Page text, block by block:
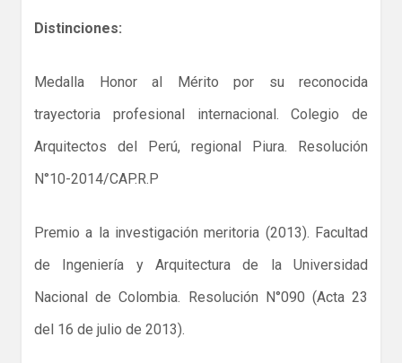
Distinciones:
Medalla Honor al Mérito por su reconocida
trayectoria profesional internacional. Colegio de
Arquitectos del Perú, regional Piura. Resolución
N°10-2014/CAP.R.P
Premio a la investigación meritoria (2013). Facultad
de Ingeniería y Arquitectura de la Universidad
Nacional de Colombia. Resolución N°090 (Acta 23
del 16 de julio de 2013).